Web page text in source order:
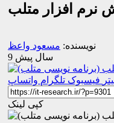
نویسنده: مسعود واعظ
9 سال پیش
فیسبوک تلگرام واتساپ
کپی لینک